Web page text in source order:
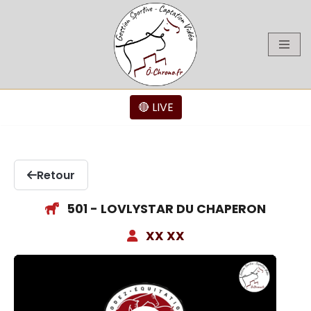
🔴 LIVE
Retour
501 - LOVLYSTAR DU CHAPERON
XX XX